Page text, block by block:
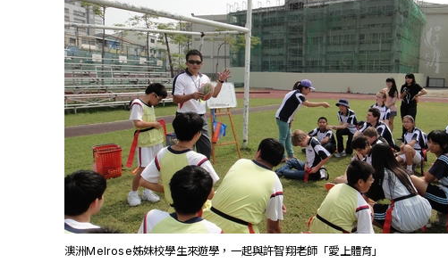
澳洲Melrose姊妹校學生來遊學，一起與許智翔老師「愛上體育」